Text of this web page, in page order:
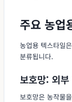
주요 농업
농업용 텍스타일
분류됩니다.
보호망: 외
보호망은 농작물